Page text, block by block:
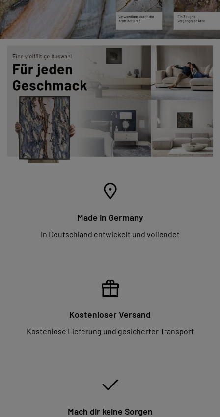
Made in Germany
In Deutschland entwickelt und vollendet
Kostenloser Versand
Kostenlose Lieferung und gesicherter Transport
Mach dir keine Sorgen